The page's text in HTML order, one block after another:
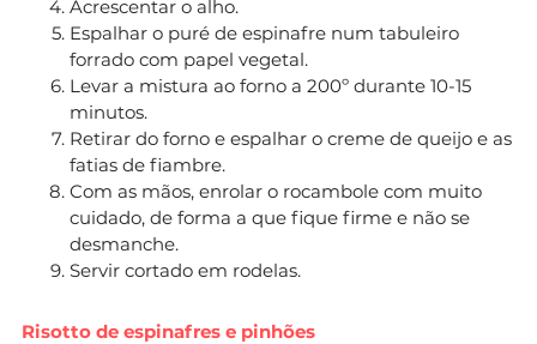
Acrescentar o alho.
Espalhar o puré de espinafre num tabuleiro
forrado com papel vegetal.
Levar a mistura ao forno a 200º durante 10-15
minutos.
Retirar do forno e espalhar o creme de queijo e as
fatias de fiambre.
Com as mãos, enrolar o rocambole com muito
cuidado, de forma a que fique firme e não se
desmanche.
Servir cortado em rodelas.
Risotto de espinafres e pinhões